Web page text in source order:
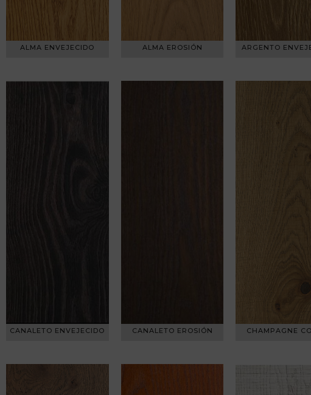
ALMA ENVEJECIDO ALMA EROSIÓN ARGENTO
CANALETO ENVEJECIDO CANALETO EROSIÓN CHAMPAGNE